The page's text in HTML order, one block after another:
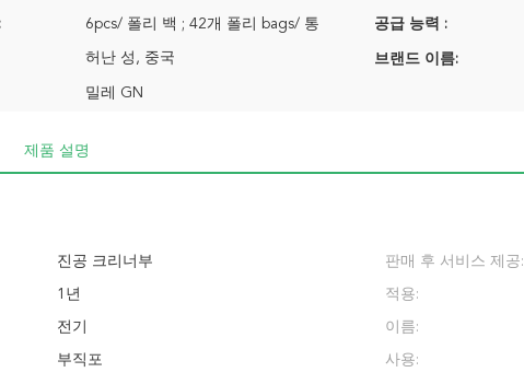
6pcs/ 폴리 백 ; 42개 폴리 bags/ 통 공급 능력 :
허난 성, 중국 브랜드 이름:
밀레 GN
제품 설명
진공 크리너부 판매 후 서비스 제공:
1년 적용:
전기 이름:
부직포 사용: